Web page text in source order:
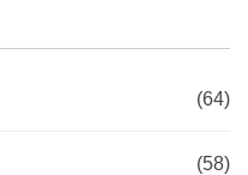
(64)
(58)